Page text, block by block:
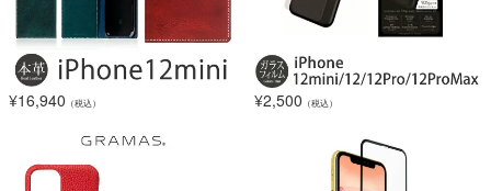
¥16,940 （税込） ¥2,500 （税込）